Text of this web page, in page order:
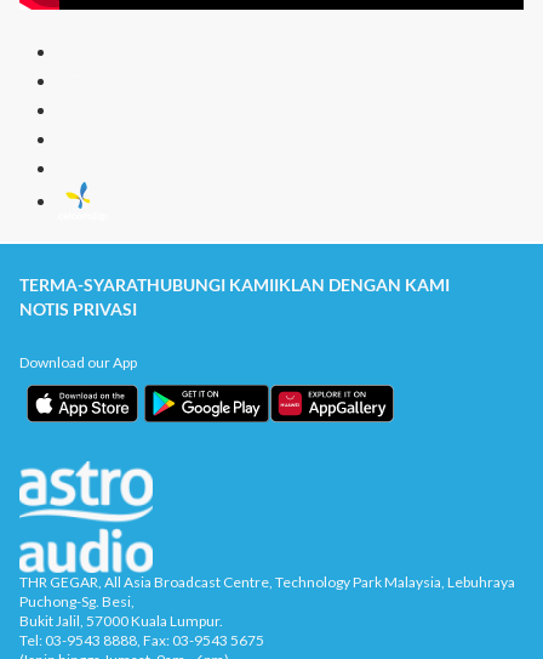
TERMA-SYARATHUBUNGI KAMIIKLAN DENGAN KAMI
NOTIS PRIVASI
THR GEGAR, All Asia Broadcast Centre, Technology Park Malaysia, Lebuhraya
Puchong-Sg. Besi,
Bukit Jalil, 57000 Kuala Lumpur.
Tel: 03-9543 8888, Fax: 03-9543 5675
Download our App